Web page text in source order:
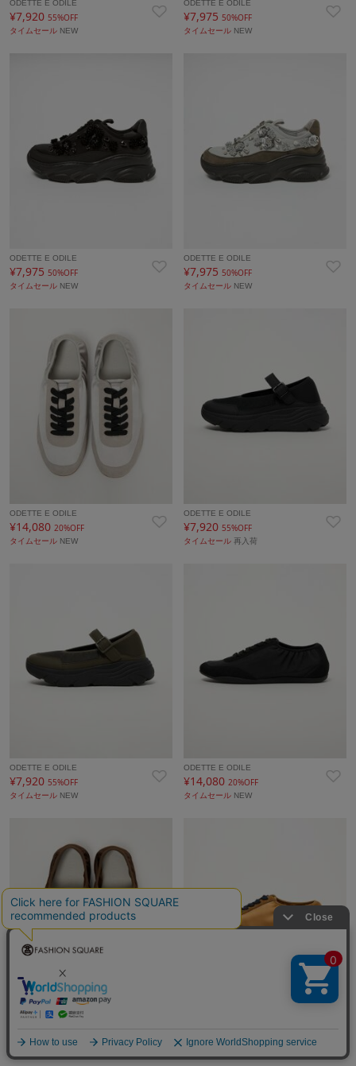
ODETTE E ODILE
¥7,920 55%OFF
タイムセール NEW
ODETTE E ODILE
¥7,97550%OFF
タイムセール NEW
ODETTE E ODILE
¥7,975 50%OFF
タイムセール NEW
ODETTE E ODILE
¥7,97550%OFF
タイムセール NEW
ODETTE E ODILE
¥14,080 20%OFF
タイムセール NEW
ODETTE E ODILE
¥7,920 55%OFF
タイムセール再入荷
ODETTE E ODILE
¥7,920 55%OFF
タイムセール NEW
ODETTE E ODILE
¥14,08020%OFF
タイムセール NEW
¥14,08020%OFF ¥14,08020%OFF